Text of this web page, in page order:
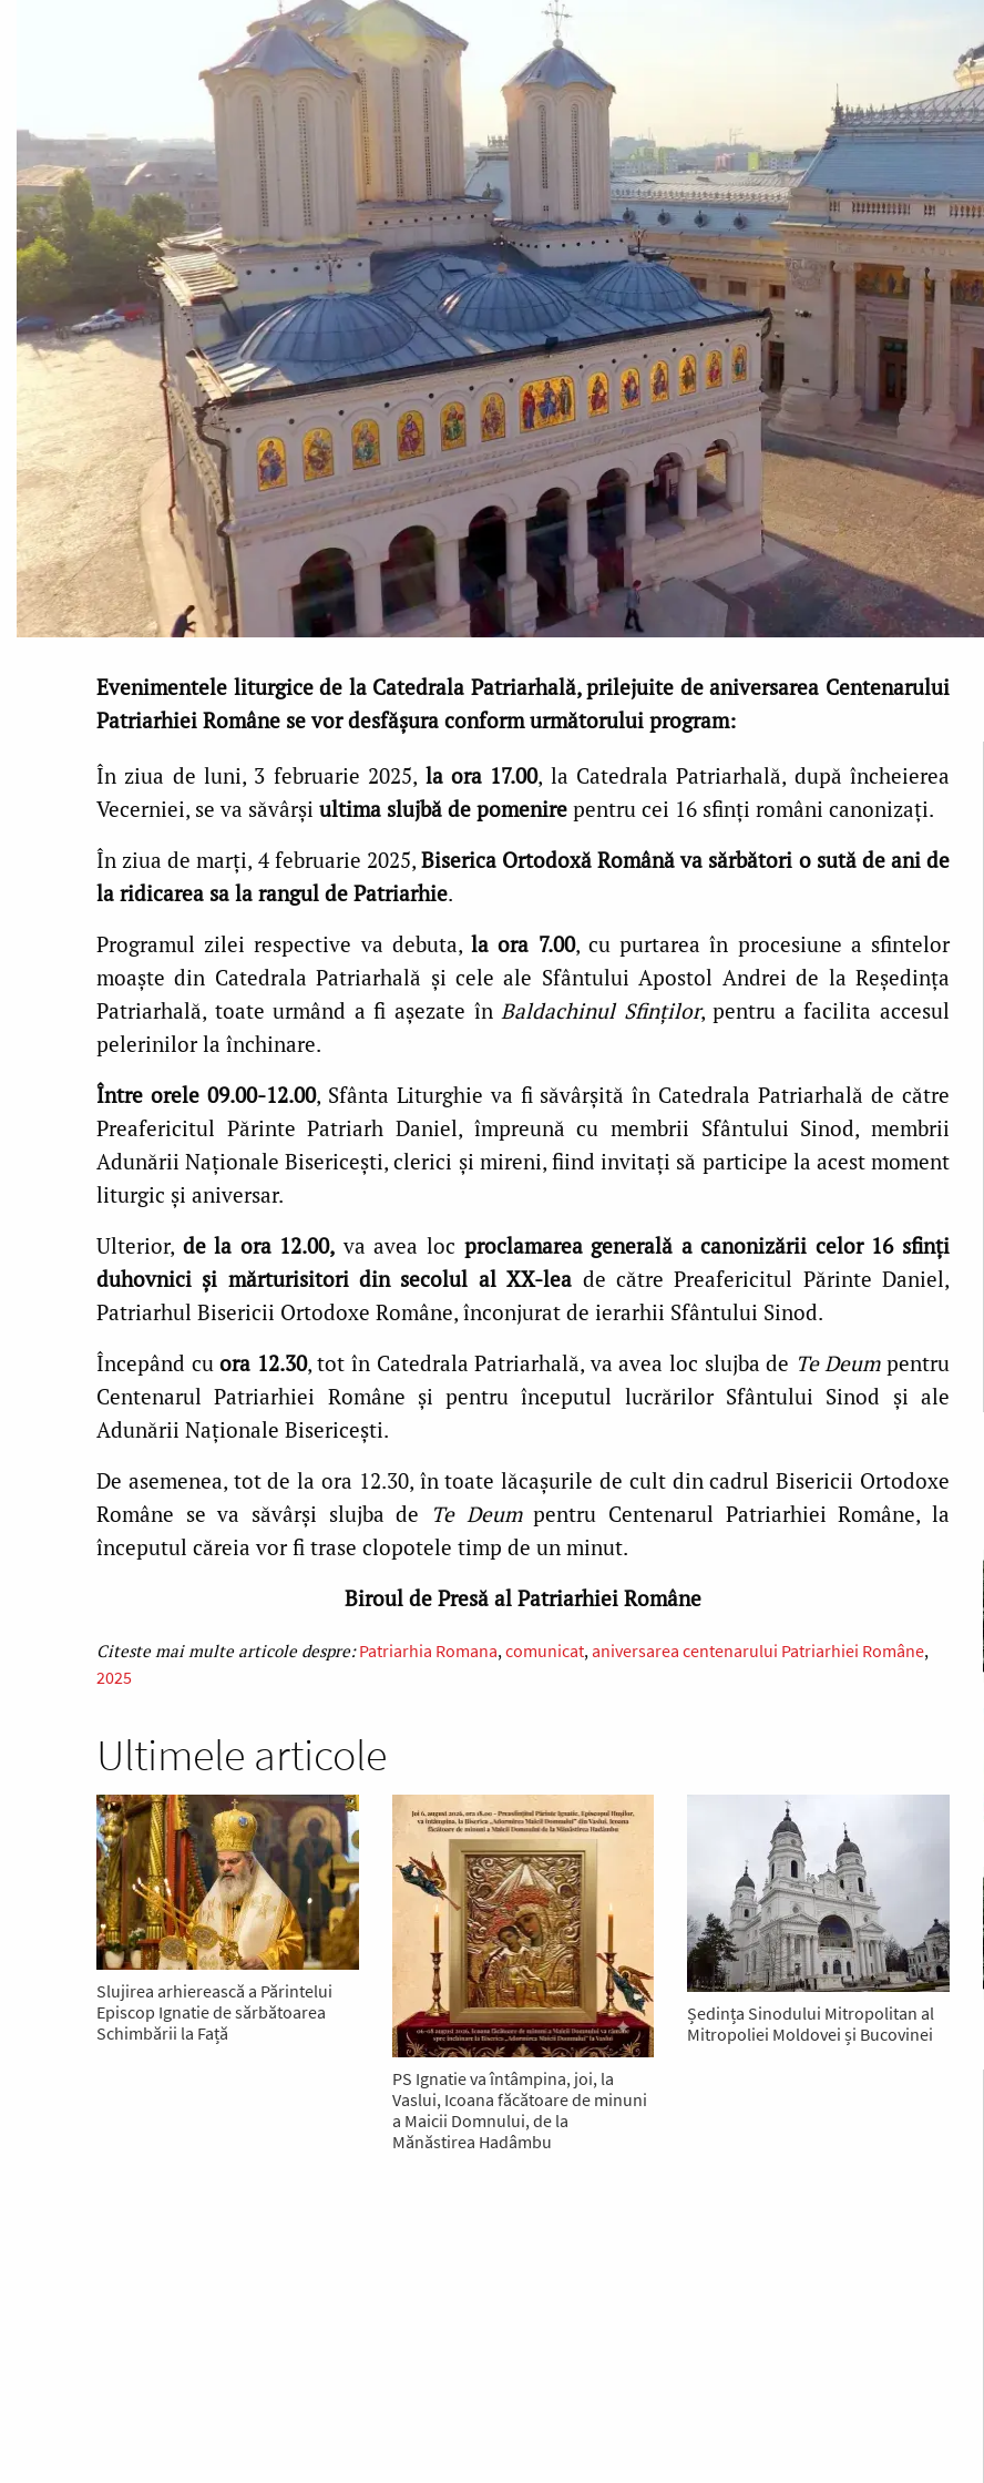
Evenimentele liturgice de la Catedrala Patriarhală, prilejuite de aniversarea Centenarului
Patriarhiei Române se vor desfășura conform următorului program:
În ziua de luni, 3 februarie 2025, la ora 17.00, la Catedrala Patriarhală, după încheierea
Vecerniei, se va săvârși ultima slujbă de pomenire pentru cei 16 sfinți români canonizați.
În ziua de marți, 4 februarie 2025, Biserica Ortodoxă Română va sărbători o sută de ani de
la ridicarea sa la rangul de Patriarhie.
Programul zilei respective va debuta,la ora 7.00, cu purtarea în procesiune a sfintelor
moaște din Catedrala Patriarhală și cele ale Sfântului Apostol Andrei de la Reședința
Patriarhală, toate urmând a fi așezate înBaldachinul Sfinților, pentru a facilita accesul
pelerinilor la închinare.
Între orele 09.00-12.00, Sfânta Liturghie va fi săvârșită în Catedrala Patriarhală de către
Preafericitul Părinte Patriarh Daniel, împreună cu membrii Sfântului Sinod, membrii
Adunării Naționale Bisericești, clerici și mireni, fiind invitați să participe la acest moment
liturgic și aniversar.
Ulterior, de la ora 12.00, va avea loc proclamarea generală a canonizării celor 16 sfinți
duhovnici și mărturisitori din secolul al XX-lea de către Preafericitul Părinte Daniel,
Patriarhul Bisericii Ortodoxe Române, înconjurat de ierarhii Sfântului Sinod.
Începând cuora 12.30, tot în Catedrala Patriarhală, va avea loc slujba de Te Deumpentru
Centenarul Patriarhiei Române și pentru începutul lucrărilor Sfântului Sinod și ale
Adunării Naționale Bisericești.
De asemenea, tot de la ora 12.30, în toate lăcașurile de cult din cadrul Bisericii Ortodoxe
Române se va săvârși slujba de Te Deumpentru Centenarul Patriarhiei Române, la
începutul căreia vor fi trase clopotele timp de un minut.
Biroul de Presă al Patriarhiei Române
Patriarhia Romana comunicat aniversarea centenarului Patriarhiei Române
2025
Ultimele articole
Slujirea arhierească a Părintelui
Episcop Ignatie de sărbătoarea
Schimbării la Față
PS Ignatie va întâmpina, joi, la
Vaslui, Icoana făcătoare de minuni
a Maicii Domnului, de la
Mănăstirea Hadâmbu
Ședința Sinodului Mitropolitan al
Mitropoliei Moldovei și Bucovinei